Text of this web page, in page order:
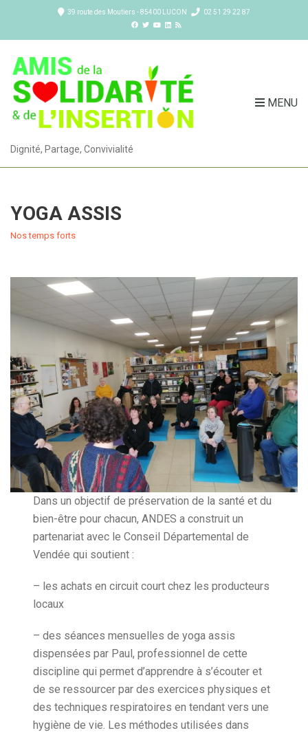
39 route des Moutiers - 85400 LUCON 02 51 29 22 87
Dignité, Partage, Convivialité
MENU
YOGA ASSIS
Nos temps forts
Dans un objectif de préservation de la santé et du
bien-être pour chacun, ANDES a construit un
partenariat avec le Conseil Départemental de
Vendée qui soutient :
– les achats en circuit court chez les producteurs
locaux
– des séances mensuelles de yoga assis
dispensées par Paul, professionnel de cette
discipline qui permet d’apprendre à s’écouter et
de se ressourcer par des exercices physiques et
des techniques respiratoires en tendant vers une
hygiène de vie. Les méthodes utilisées dans